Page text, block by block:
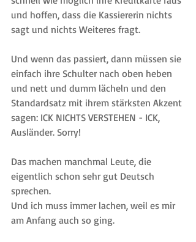
und hoffen, dass die Kassiererin nichts
sagt und nichts Weiteres fragt.
Und wenn das passiert, dann müssen sie
einfach ihre Schulter nach oben heben
und nett und dumm lächeln und den
Standardsatz mit ihrem stärksten Akzent
sagen: ICK NICHTS VERSTEHEN - ICK,
Ausländer. Sorry!
Das machen manchmal Leute, die
eigentlich schon sehr gut Deutsch
sprechen.
Und ich muss immer lachen, weil es mir
am Anfang auch so ging.